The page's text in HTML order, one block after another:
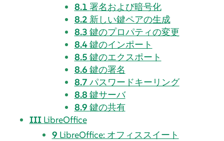
8.1 署名および暗号化
8.2 新しい鍵ペアの生成
8.3 鍵のプロパティの変更
8.4鍵のインポート
8.5 鍵のエクスポート
8.6 鍵の署名
8.7 パスワードキーリング
8.8 鍵サーバ
8.9 鍵の共有
III LibreOffice
9 LibreOffice: オフィススイート